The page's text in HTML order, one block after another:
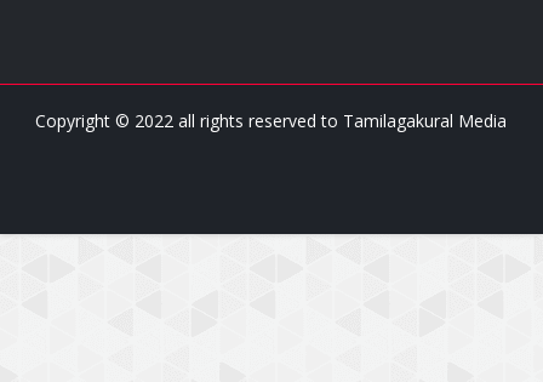
Copyright © 2022 all rights reserved to Tamilagakural Media